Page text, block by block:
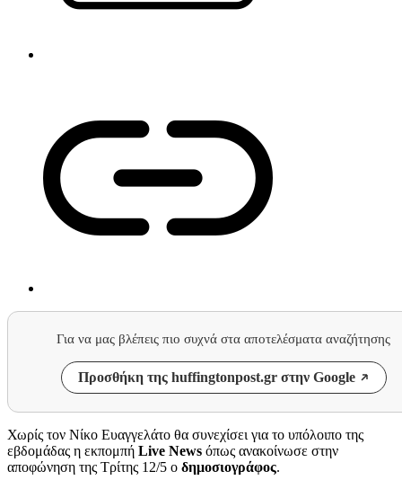
Για να μας βλέπεις πιο συχνά στα αποτελέσματα αναζήτησης
Προσθήκη της huffingtonpost.gr στην Google
Χωρίς τον Νίκο Ευαγγελάτο θα συνεχίσει για το υπόλοιπο της
εβδομάδας η εκπομπή Live News όπως ανακοίνωσε στην
αποφώνηση της Τρίτης 12/5 ο δημοσιογράφος.